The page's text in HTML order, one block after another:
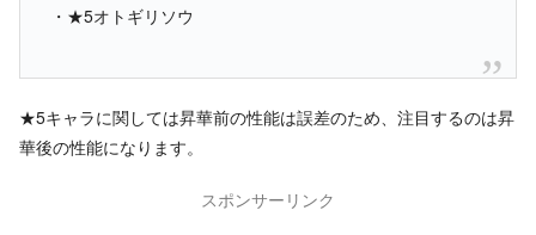
・★5オトギリソウ
★5キャラに関しては昇華前の性能は誤差のため、注目するのは昇
華後の性能になります。
スポンサーリンク